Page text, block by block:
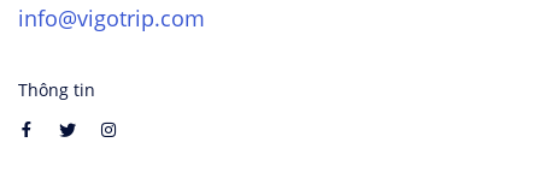
info@vigotrip.com
Thông tin